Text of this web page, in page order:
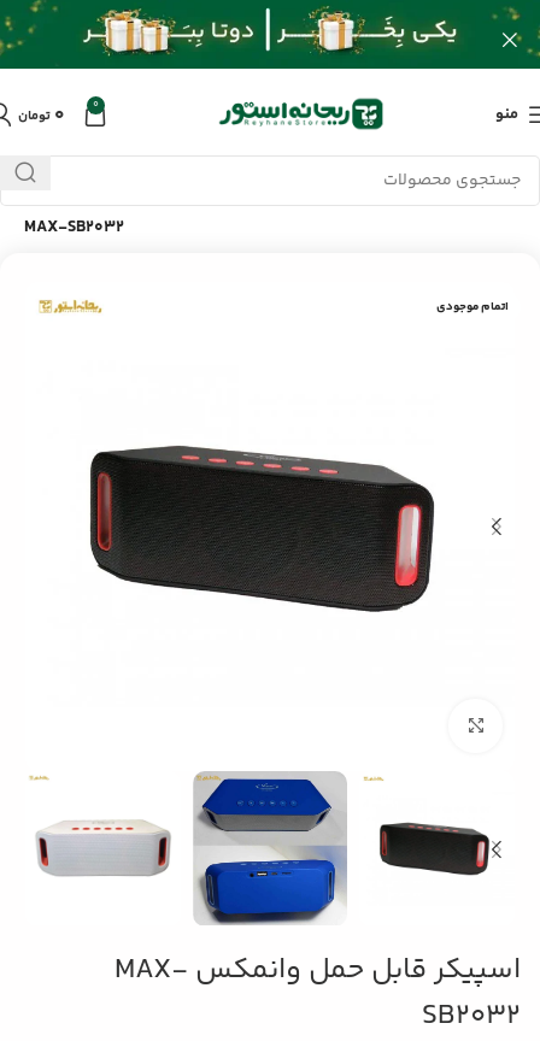
منو 0 ۰ تومان
خانه/محصولات/لوازم جانبی موبایل/اسپیکر قابل حمل وانمکس
MAX-SB2032
اتمام موجودی
اسپیکر قابل حمل وانمکس MAX-
SB2032